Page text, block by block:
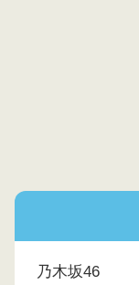
乃木坂46